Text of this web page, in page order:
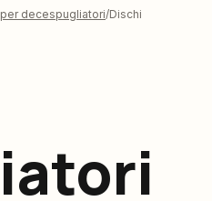
decespugliatori Dischi